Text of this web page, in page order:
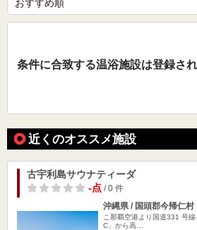
条件に合致する温浴施設は登録さ
近くのオススメ施設
古宇利島サウナティーダ
-点/ 0 件
沖縄県 / 国頭郡今帰仁村
こ那覇空港より国道331 号
C」から高…